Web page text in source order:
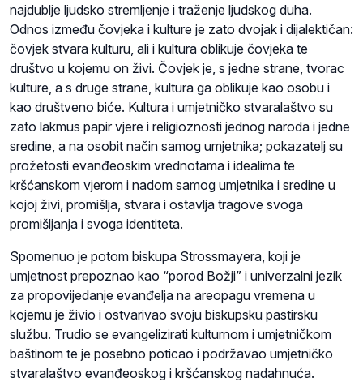
najdublje ljudsko stremljenje i traženje ljudskog duha.
Odnos između čovjeka i kulture je zato dvojak i dijalektičan:
čovjek stvara kulturu, ali i kultura oblikuje čovjeka te
društvo u kojemu on živi. Čovjek je, s jedne strane, tvorac
kulture, a s druge strane, kultura ga oblikuje kao osobu i
kao društveno biće. Kultura i umjetničko stvaralaštvo su
zato lakmus papir vjere i religioznosti jednog naroda i jedne
sredine, a na osobit način samog umjetnika; pokazatelj su
prožetosti evanđeoskim vrednotama i idealima te
kršćanskom vjerom i nadom samog umjetnika i sredine u
kojoj živi, promišlja, stvara i ostavlja tragove svoga
promišljanja i svoga identiteta.
Spomenuo je potom biskupa Strossmayera, koji je
umjetnost prepoznao kao “porod Božji” i univerzalni jezik
za propovijedanje evanđelja na areopagu vremena u
kojemu je živio i ostvarivao svoju biskupsku pastirsku
službu. Trudio se evangelizirati kulturnom i umjetničkom
baštinom te je posebno poticao i podržavao umjetničko
stvaralaštvo evanđeoskog i kršćanskog nadahnuća.